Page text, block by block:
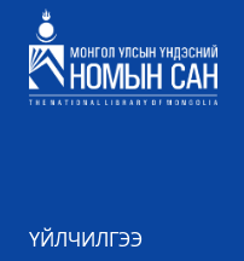
ҮЙЛЧИЛГЭЭ